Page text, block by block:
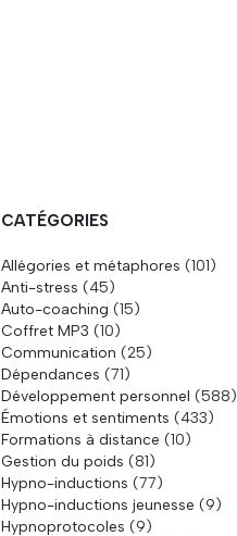
CATÉGORIES
Allégories et métaphores (101)
Anti-stress (45)
Auto-coaching (15)
Coffret MP3 (10)
Communication (25)
Dépendances (71)
Développement personnel (588)
Émotions et sentiments (433)
Formations à distance (10)
Gestion du poids (81)
Hypno-inductions (77)
Hypno-inductions jeunesse (9)
Hypnoprotocoles (9)